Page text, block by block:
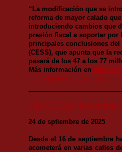
“La modificación que se
reforma de mayor calado
introduciendo cambios que
presión fiscal a soportar por
principales conclusiones
(CESS), que apunta que la
pasará de los 47 a los 77
Más información en
https://
importante-subida-presion-
EMASESA
24 de sptiembre de 2025
Desde el 16 de septiembre
acometerá en varias calles